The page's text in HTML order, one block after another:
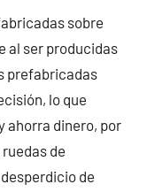
sobre
al ser producidas
prefabricadas
lo que
ahorra dinero, por
de
de